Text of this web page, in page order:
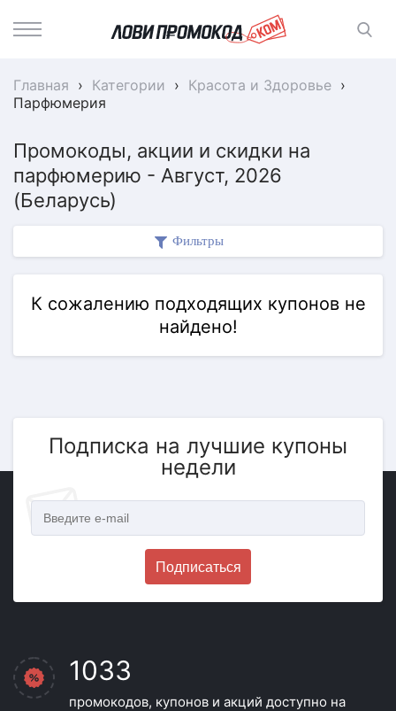
Главная › Категории › Красота и Здоровье ›
Парфюмерия
Промокоды, акции и скидки на
парфюмерию - Август, 2026
(Беларусь)
Фильтры
К сожалению подходящих купонов не
найдено!
Подписка на лучшие купоны
недели
Подписаться
1033
промокодов, купонов и акций доступно на